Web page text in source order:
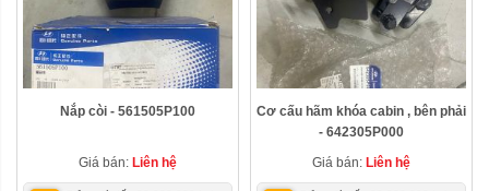
Nắp còi - 561505P100
Giá bán: Liên hệ
Cơ cấu hãm khóa cabin , bên phải
- 642305P000
Giá bán: Liên hệ